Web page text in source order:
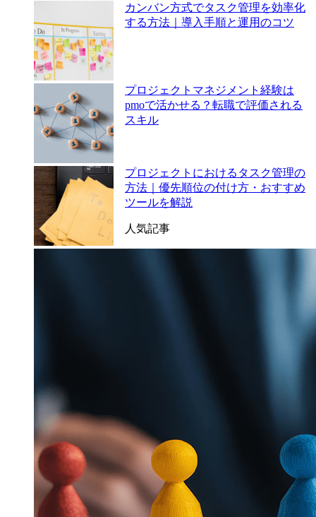
カンバン方式でタスク管理を効率化
する方法｜導入手順と運用のコツ
プロジェクトマネジメント経験は
pmoで活かせる？転職で評価される
スキル
プロジェクトにおけるタスク管理の
方法｜優先順位の付け方・おすすめ
ツールを解説
人気記事